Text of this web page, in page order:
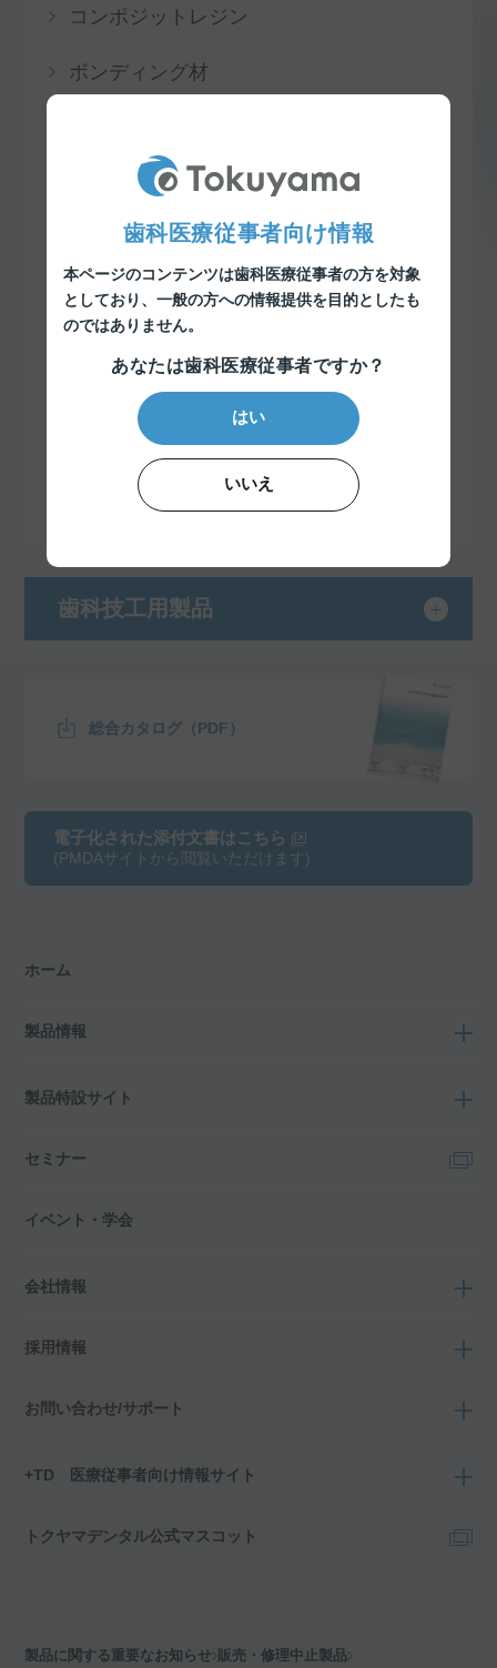
コンポジットレジン
ボンディング材
セメント・接着材
リベース・リライニング材
即時重合レジン
知覚過敏抑制材料
予防・衛生用品
筆・ブラシ・練和紙・混和皿
歯科技工用製品
総合カタログ（PDF）
電子化された添付文書はこちら
(PMDAサイトから閲覧いただけます)
ホーム
製品情報
製品特設サイト
セミナー
イベント・学会
会社情報
採用情報
お問い合わせ/サポート
+TD 医療従事者向け情報サイト
トクヤマデンタル公式マスコット
製品に関する重要なお知らせ 販売・修理中止製品
歯科医療従事者向け情報
本ページのコンテンツは歯科医療従事者の方を対象
としており、 一般の方への情報提供を目的としたも
のではありません。
あなたは歯科医療従事者ですか？
はい
いいえ